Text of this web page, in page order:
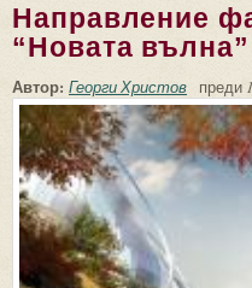
Направление
“Новата
Автор: Георги Христов преди